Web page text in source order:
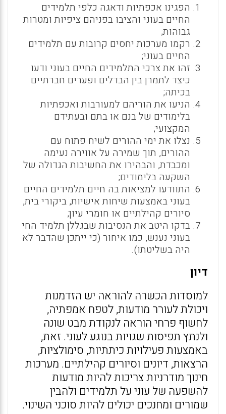
הפגינו אכפתיות ודאגה כלפי תלמידים
החיים בעוני והציבו בפניהם ציפיות ומטרות
גבוהות;
רקמו מערכות יחסים קרובות עם תלמידים
החיים בעוני;
זהו את צרכי התלמידים החיים בעוני ודעו
כיצד לתמרן בין הבדלים ופערים חברתיים
בכיתה;
הניעו את הוריהם למעורבות ואכפתיות
בלימודים של בנם או בתם ובעתידם
המקצועי;
נצלו את ימי ההורים לשיח פתוח עם
ההורים, תוך שמירה על אווירה נעימה
ומכבדת, והבהירו את החשיבות הגדולה של
השקעה בלימודים;
התוודעו למציאות בה חיים תלמידים החיים
בעוני באמצעות שיחות אישיות, ביקורי בית,
סיורים קהילתיים או חומרי עיון;
בדקו היטב את הנסיבות שבגללן תלמיד החי
בעוני נענש, כמו איחור (כי ייתכן שהדבר לא
היה בשליטתו).
דיון
למוסדות הכשרה להוראה יש הזדמנות
ויכולת לעורר מודעות, לטפח אמפתיה,
לחשוף פרחי הוראה לנקודת מבט שונה
ולנתץ תפיסות שגויות בנוגע לעוני. זאת,
באמצעות פעילויות כיתתיות, סימולציות,
הרצאות, דיונים וסיורים קהילתיים. מערכות
חינוך מודרניות צריכות להיות מודעות
להשפעה של עוני על תלמידים ולהבין
שמורים ומחנכים יכולים להיות סוכני השינוי.